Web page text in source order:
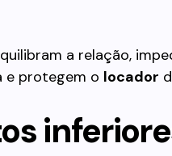
a relação,
e protegem o locador